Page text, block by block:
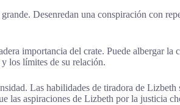
Desenredan una conspiración con
importancia del crate. Puede albergar
los límites de su relación.
Las habilidades de tiradora de Lizbeth
las aspiraciones de Lizbeth por la justicia